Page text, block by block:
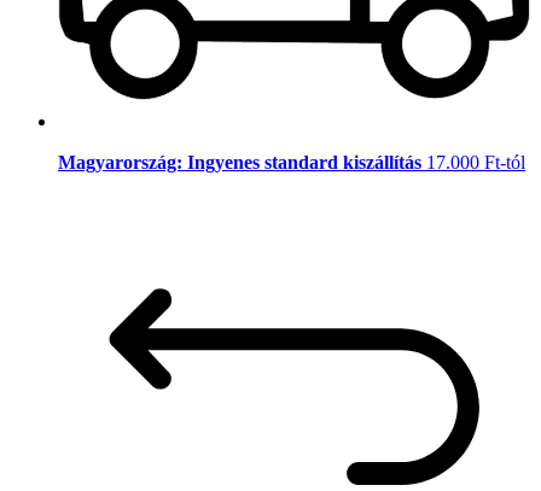
Magyarország: Ingyenes standard kiszállítás 17.000 Ft-tól